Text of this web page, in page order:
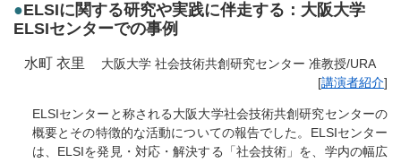
●ELSIに関する研究や実践に伴走する：大阪大学
ELSIセンターでの事例
水町 衣里
大阪大学 社会技術共創研究センター 准教授/URA
[講演者紹介]
ELSIセンターと称される大阪大学社会技術共創研究センターの
概要とその特徴的な活動についての報告でした。ELSIセンター
は、ELSIを発見・対応・解決する「社会技術」を、学内の幅広